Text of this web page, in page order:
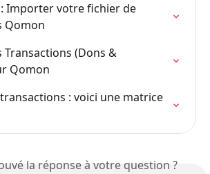
Importer votre fichier de
Qomon
(Dons &
Qomon
: voici une matrice
la réponse à votre question ?